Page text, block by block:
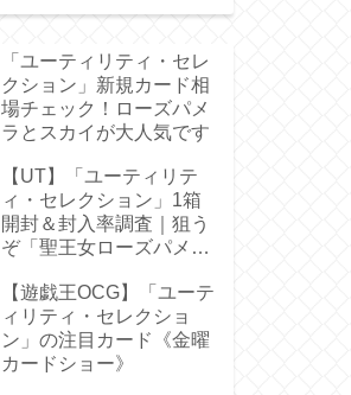
「ユーティリティ・セレ
クション」新規カード相
場チェック！ローズパメ
ラとスカイが大人気です
【UT】「ユーティリテ
ィ・セレクション」1箱
開封＆封入率調査｜狙う
ぞ「聖王女ローズパメ
【遊戯王OCG】「ユーテ
ィリティ・セレクショ
ン」の注目カード《金曜
カードショー》